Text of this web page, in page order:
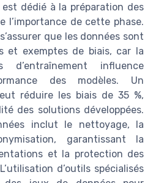
dédié à la préparation des
l’importance de cette phase.
que les données sont
et exemptes de biais, car la
influence
des modèles. Un
réduire les biais de 35 %,
des solutions développées.
inclut le nettoyage, la
garantissant la
et la protection des
d’outils spécialisés